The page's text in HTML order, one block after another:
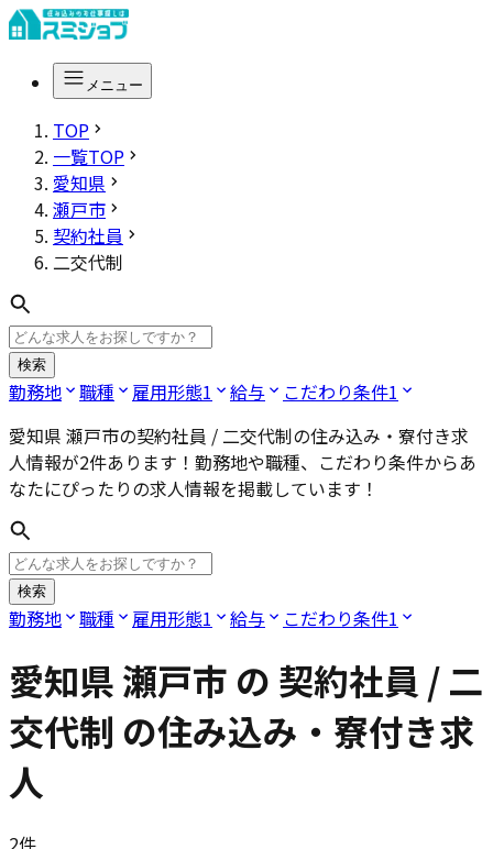
メニュー
TOP
一覧TOP
愛知県
瀬戸市
契約社員
二交代制
検索
勤務地 職種 雇用形態1 給与 こだわり条件1
愛知県 瀬戸市の契約社員 / 二交代制の住み込み・寮付き求
人情報が2件あります！勤務地や職種、こだわり条件からあ
なたにぴったりの求人情報を掲載しています！
検索
勤務地 職種 雇用形態1 給与 こだわり条件1
愛知県 瀬戸市 の 契約社員 / 二
交代制 の住み込み・寮付き求
人
2件